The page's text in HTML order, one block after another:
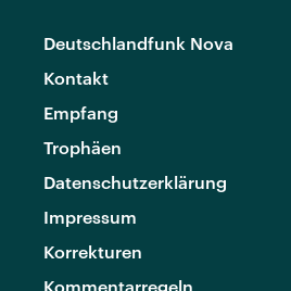
Deutschlandfunk Nova
Kontakt
Empfang
Trophäen
Datenschutzerklärung
Impressum
Korrekturen
Kommentarregeln